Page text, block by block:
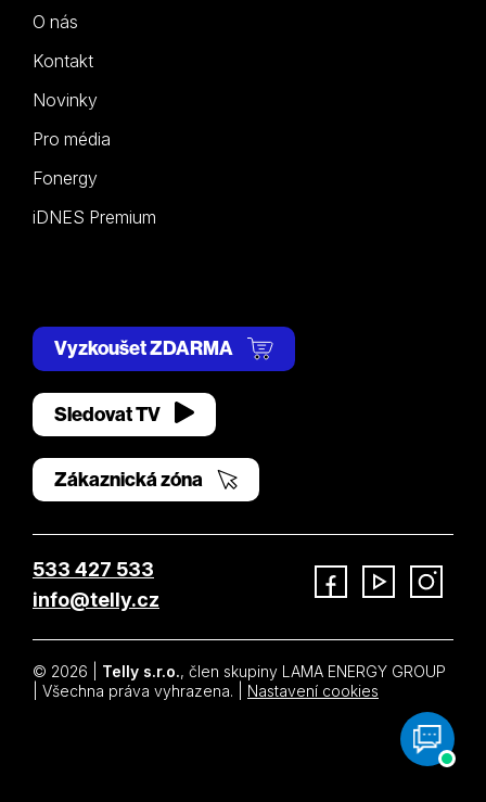
O nás
Kontakt
Novinky
Pro média
Fonergy
iDNES Premium
Vyzkoušet ZDARMA
Sledovat TV
Zákaznická zóna
533 427 533
info@telly.cz
© 2026 | Telly s.r.o., člen skupiny LAMA ENERGY GROUP
| Všechna práva vyhrazena. | Nastavení cookies